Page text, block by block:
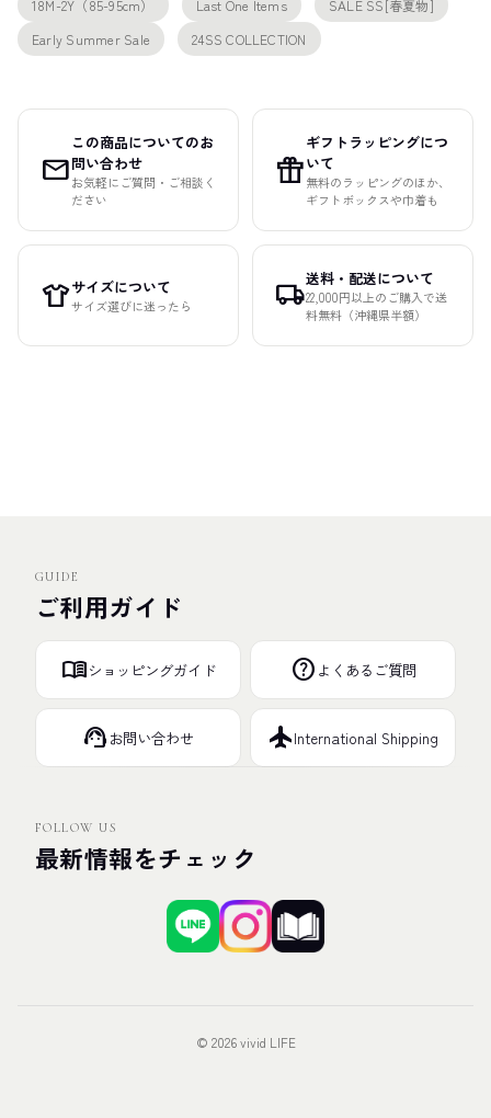
18M-2Y（85-95cm）
Last One Items
SALE SS[春夏物]
Early Summer Sale
24SS COLLECTION
mail
この商品についてのお
問い合わせ
お気軽にご質問・ご相談く
ださい
featured_seasonal_and_gifts
ギフトラッピングにつ
いて
無料のラッピングのほか、
ギフトボックスや巾着も
apparelサイズについて
サイズ選びに迷ったら local_shipping送料・配送について
22,000円以上のご購入で送
料無料（沖縄県半額）
GUIDE
ご利用ガイド
menu_bookショッピングガイド help よくあるご質問
support_agent お問い合わせ flightInternational Shipping
FOLLOW US
最新情報をチェック
© 2026 vivid LIFE